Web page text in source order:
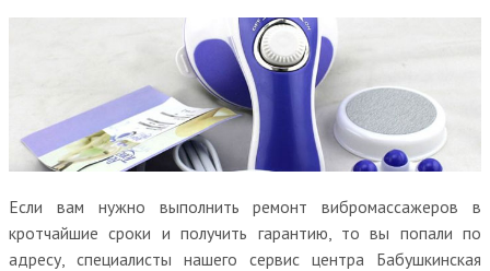
Если вам нужно выполнить ремонт вибромассажеров в
кротчайшие сроки и получить гарантию, то вы попали по
адресу, специалисты нашего сервис центра Бабушкинская